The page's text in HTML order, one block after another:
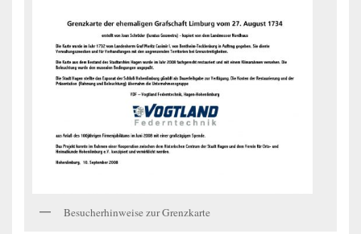
Besucherhinweise zur Grenzkarte